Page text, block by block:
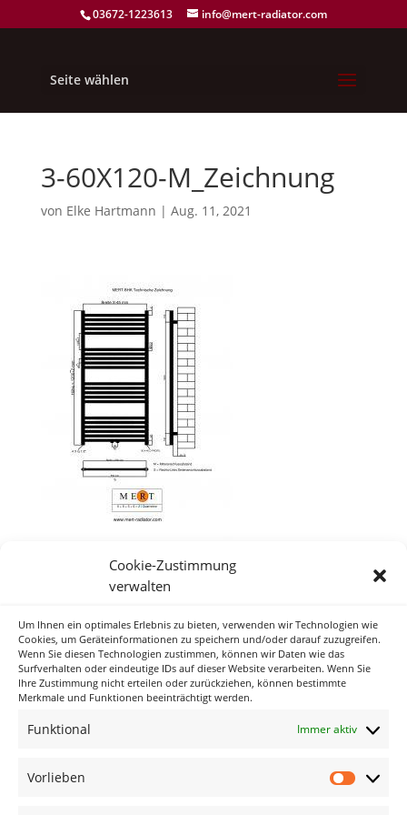
Cookie-Zustimmung
verwalten
Um Ihnen ein optimales Erlebnis zu bieten, verwenden wir Technologien wie
Cookies, um Geräteinformationen zu speichern und/oder darauf zuzugreifen.
Wenn Sie diesen Technologien zustimmen, können wir Daten wie das
Surfverhalten oder eindeutige IDs auf dieser Website verarbeiten. Wenn Sie
Ihre Zustimmung nicht erteilen oder zurückziehen, können bestimmte
Merkmale und Funktionen beeinträchtigt werden.
Funktional Immer aktiv
Vorlieben
03672-1223613 info@mert-radiator.com
Seite wählen
3-60X120-M_Zeichnung
von Elke Hartmann | Aug. 11, 2021
Neueste Kommentare
Archiv
Keine Kategorien